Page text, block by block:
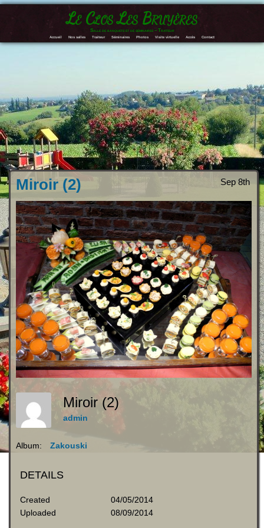
Le Clos Les Bruyères
Salle de banquets et de séminaires – Traiteur
Accueil Nos salles Traiteur Séminaires Photos Visite virtuelle Accès Contact
Sep 8th
Miroir (2)
Miroir (2)
admin
Album: Zakouski
DETAILS
Created
04/05/2014
Uploaded
08/09/2014